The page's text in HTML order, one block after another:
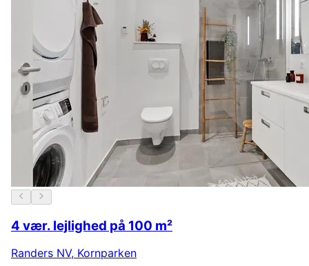
4 vær. lejlighed på 100 m²
Randers NV, Kornparken